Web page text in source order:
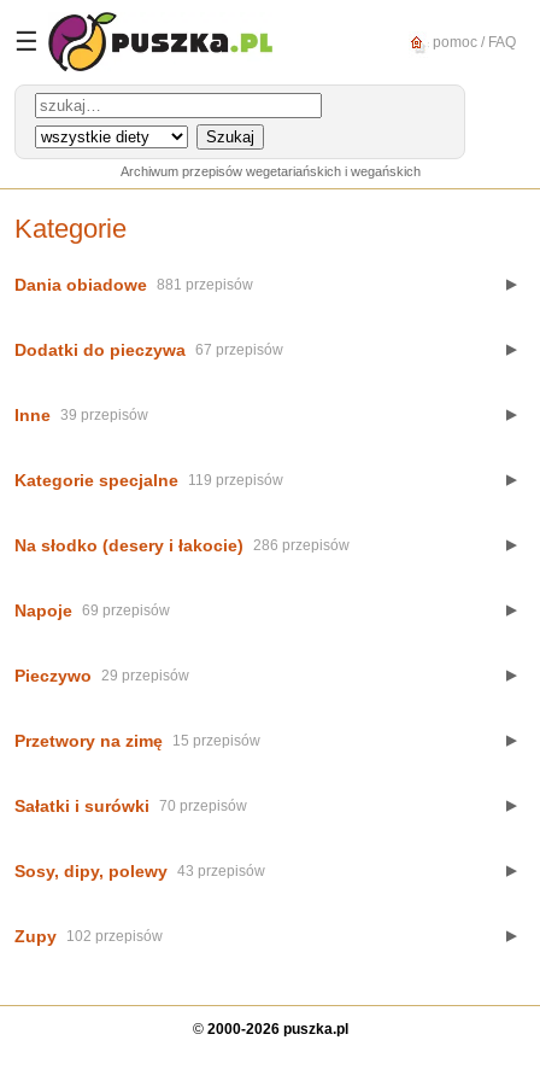
☰ pomoc / FAQ
Archiwum przepisów wegetariańskich i wegańskich
Kategorie
Dania obiadowe 881 przepisów ▼
Dodatki do pieczywa 67 przepisów ▼
Inne 39 przepisów ▼
Kategorie specjalne 119 przepisów ▼
Na słodko (desery i łakocie) 286 przepisów ▼
Napoje 69 przepisów ▼
Pieczywo 29 przepisów ▼
Przetwory na zimę 15 przepisów ▼
Sałatki i surówki 70 przepisów ▼
Sosy, dipy, polewy 43 przepisów ▼
Zupy 102 przepisów ▼
© 2000-2026 puszka.pl